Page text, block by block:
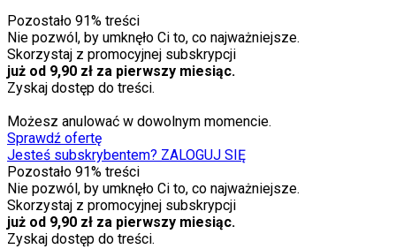
Pozostało 91% treści
Nie pozwól, by umknęło Ci to, co najważniejsze.
Skorzystaj z promocyjnej subskrypcji
już od 9,90 zł za pierwszy miesiąc.
Zyskaj dostęp do treści.
Możesz anulować w dowolnym momencie.
Sprawdź ofertę
Jesteś subskrybentem? ZALOGUJ SIĘ
Pozostało 91% treści
Nie pozwól, by umknęło Ci to, co najważniejsze.
Skorzystaj z promocyjnej subskrypcji
już od 9,90 zł za pierwszy miesiąc.
Zyskaj dostęp do treści.